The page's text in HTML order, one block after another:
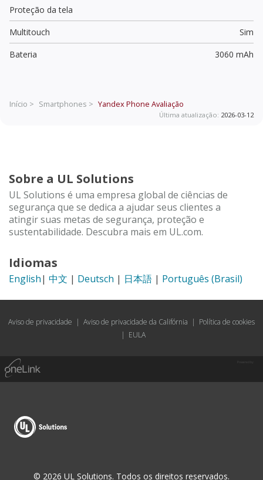
Proteção da tela
Multitouch
Sim
Bateria
3060 mAh
Início > Smartphones > Yandex Phone Avaliação
Última atualização: 2026-03-12
Sobre a UL Solutions
UL Solutions é uma empresa global de ciências de
segurança que se dedica a ajudar seus clientes a
atingir suas metas de segurança, proteção e
sustentabilidade. Descubra mais em UL.com.
Idiomas
English| 中文 | Deutsch | 日本語 | Português (Brasil)
Aviso de privacidade | Aviso de privacidade da Califórnia | Política de cookies
| EULA
© 2026 UL Solutions. Todos os direitos reservados.